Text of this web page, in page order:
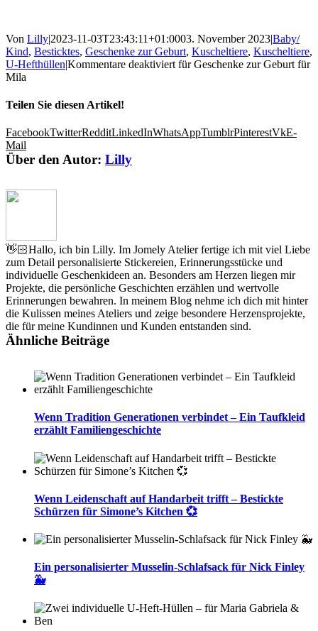
Von Lilly|2023-11-03T23:43:11+01:0003. November 2023|Baby/
Kind, Besticktes, Geschenke zur Geburt, Kuscheltiere, Kuscheltiere,
U-Hefthüllen|Kommentare deaktiviert für Geschenke zur Geburt für
Mila
Teilen Sie diesen Artikel!
FacebookTwitterRedditLinkedInWhatsAppTumblrPinterestVkE-
Mail
Über den Autor: Lilly
👋🏻Hallo, ich bin Lilly. Im Jomely Atelier fertige ich mit viel Liebe
zum Detail personalisierte Stickereien, Erinnerungsstücke und
individuelle Geschenkideen an. Besonders am Herzen liegen mir
Projekte, die persönliche Geschichten erzählen und wertvolle
Erinnerungen bewahren. In meinem Blog nehme ich dich mit hinter
die Kulissen meines Ateliers und zeige besondere Herzensprojekte,
die für meine Kundinnen und Kunden entstanden sind.
Ähnliche Beiträge
Wenn Tradition Generationen verbindet – Ein Taufkleid
erzählt Familiengeschichte
Wenn Leidenschaft auf Handarbeit trifft – Bestickte
Schürzen für Simone’s Kitchen 💞
Ein personalisierter Musselin-Schlafsack für Nick Finley
🐳